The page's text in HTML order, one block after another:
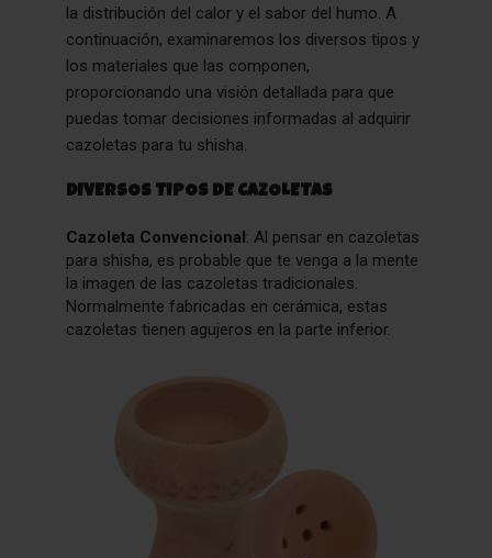
la distribución del calor y el sabor del humo. A
continuación, examinaremos los diversos tipos y
los materiales que las componen,
proporcionando una visión detallada para que
puedas tomar decisiones informadas al adquirir
cazoletas para tu shisha.
DIVERSOS TIPOS DE CAZOLETAS
Cazoleta Convencional: Al pensar en cazoletas
para shisha, es probable que te venga a la mente
la imagen de las cazoletas tradicionales.
Normalmente fabricadas en cerámica, estas
cazoletas tienen agujeros en la parte inferior.